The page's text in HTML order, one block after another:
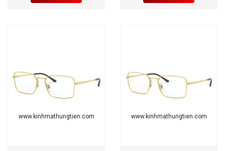
www.kinhmathungtien.com www.kinhmathungtien.com